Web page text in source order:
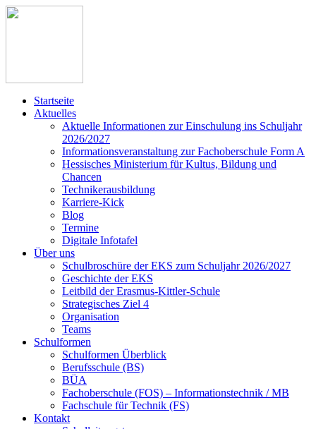
Startseite
Aktuelles
Aktuelle Informationen zur Einschulung ins Schuljahr
2026/2027
Informationsveranstaltung zur Fachoberschule Form A
Hessisches Ministerium für Kultus, Bildung und
Chancen
Technikerausbildung
Karriere-Kick
Blog
Termine
Digitale Infotafel
Über uns
Schulbroschüre der EKS zum Schuljahr 2026/2027
Geschichte der EKS
Leitbild der Erasmus-Kittler-Schule
Strategisches Ziel 4
Organisation
Teams
Schulformen
Schulformen Überblick
Berufsschule (BS)
BÜA
Fachoberschule (FOS) – Informationstechnik / MB
Fachschule für Technik (FS)
Kontakt